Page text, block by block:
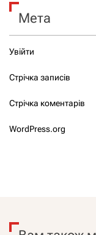
Мета
Увійти
Стрічка записів
Стрічка коментарів
WordPress.org